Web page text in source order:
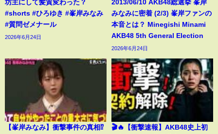
坊主にして髪質変わった？
#shorts #ひろゆき #峯岸みなみ
#質問ゼメナール
2026年6月24日
2013/06/10 AKB48総選挙 峯岸
みなみに密着 (2/3) 峯岸ファンの
本音とは？ Minegishi Minami
AKB48 5th General Election
2026年6月24日
【峯岸みなみ】衝撃事件の真相⁉️
🎬🔥【衝撃速報】AKB48史上初